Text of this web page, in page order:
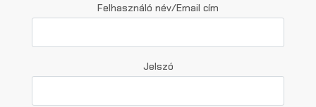
Felhasználó név/Email cím
Jelszó